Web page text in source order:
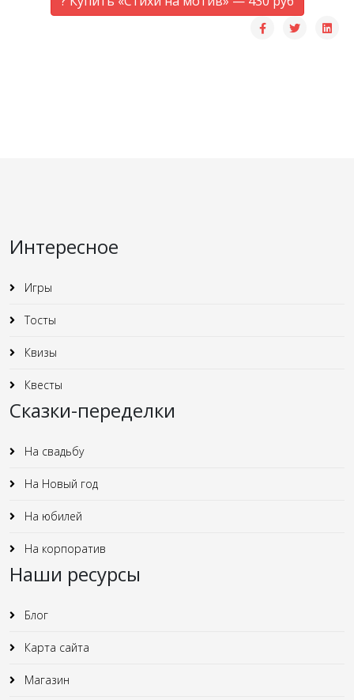
Интересное
Игры
Тосты
Квизы
Квесты
Сказки-переделки
На свадьбу
На Новый год
На юбилей
На корпоратив
Наши ресурсы
Блог
Карта сайта
Магазин